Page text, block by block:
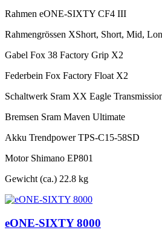
Rahmen eONE-SIXTY CF4 III
Rahmengrössen XShort, Short, Mid,
Gabel Fox 38 Factory Grip X2
Federbein Fox Factory Float X2
Schaltwerk Sram XX Eagle
Bremsen Sram Maven Ultimate
Akku Trendpower TPS-C15-58SD
Motor Shimano EP801
Gewicht (ca.) 22.8 kg
eONE-SIXTY 8000